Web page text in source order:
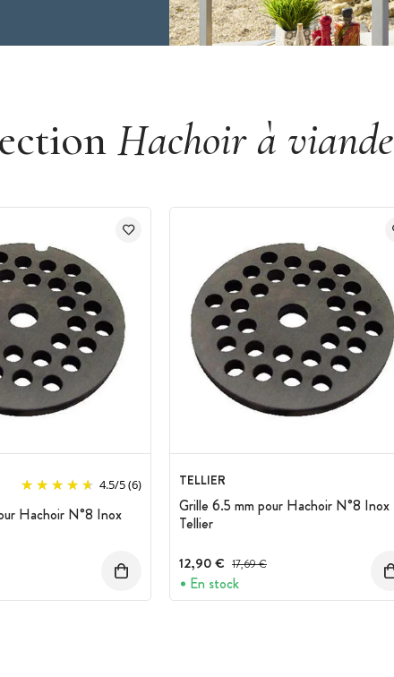
Hachoir à viande
4.5/5(6)
Hachoir N°8 Inox
:
TELLIER
Grille 6.5 mm pour Hachoir N°8 Inox
Tellier
12,90 € Prix avant réduction :
17,69 €
En stock